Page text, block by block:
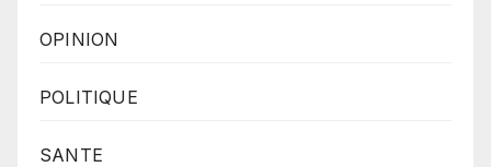
OPINION
POLITIQUE
SANTE